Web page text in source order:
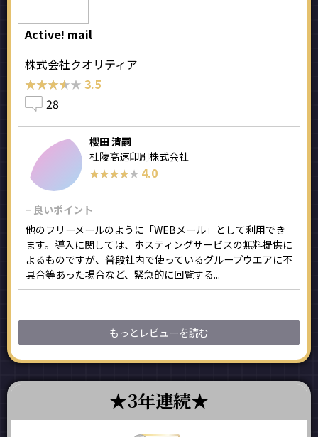
Active! mail
株式会社クオリティア
★★★★★
★★★★★ 3.5
28
櫻田 清嗣
杜陵高速印刷株式会社
★★★★★
★★★★★ 4.0
− 良いポイント
他のフリーメールのように「WEBメール」として利用でき
ます。導入に関しては、ホスティングサービスの無料提供に
よるものですが、普段社内で使っているグループウエアに不
具合等あった場合など、緊急的に回覧する...
もっとレビューを読む
3年連続